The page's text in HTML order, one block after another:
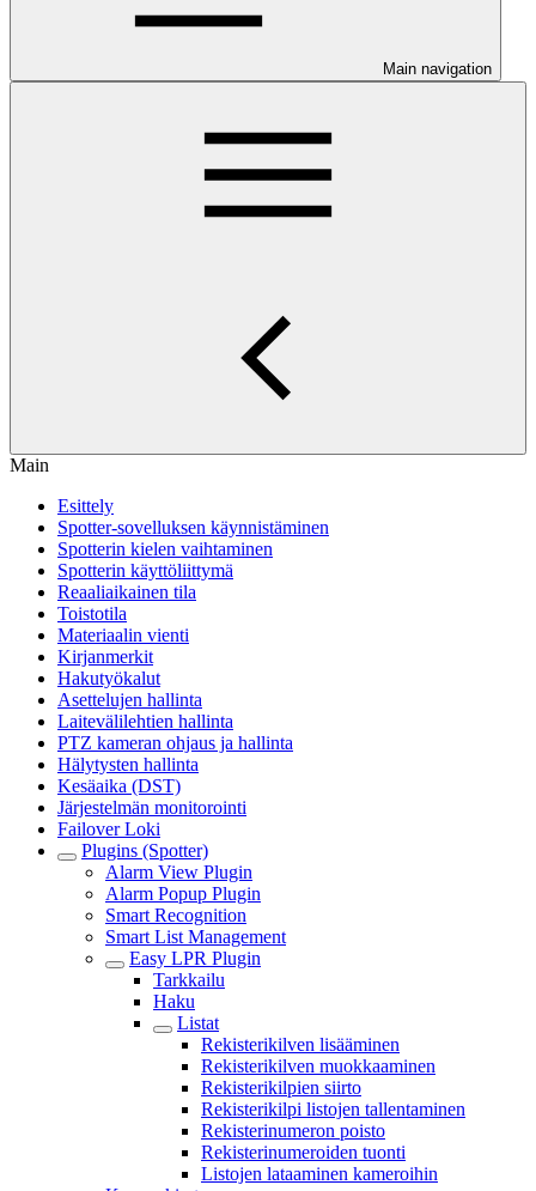
Main navigation
Main
Esittely
Spotter-sovelluksen käynnistäminen
Spotterin kielen vaihtaminen
Spotterin käyttöliittymä
Reaaliaikainen tila
Toistotila
Materiaalin vienti
Kirjanmerkit
Hakutyökalut
Asettelujen hallinta
Laitevälilehtien hallinta
PTZ kameran ohjaus ja hallinta
Hälytysten hallinta
Kesäaika (DST)
Järjestelmän monitorointi
Failover Loki
Plugins (Spotter)
Alarm View Plugin
Alarm Popup Plugin
Smart Recognition
Smart List Management
Easy LPR Plugin
Tarkkailu
Haku
Listat
Rekisterikilven lisääminen
Rekisterikilven muokkaaminen
Rekisterikilpien siirto
Rekisterikilpi listojen tallentaminen
Rekisterinumeron poisto
Rekisterinumeroiden tuonti
Listojen lataaminen kameroihin